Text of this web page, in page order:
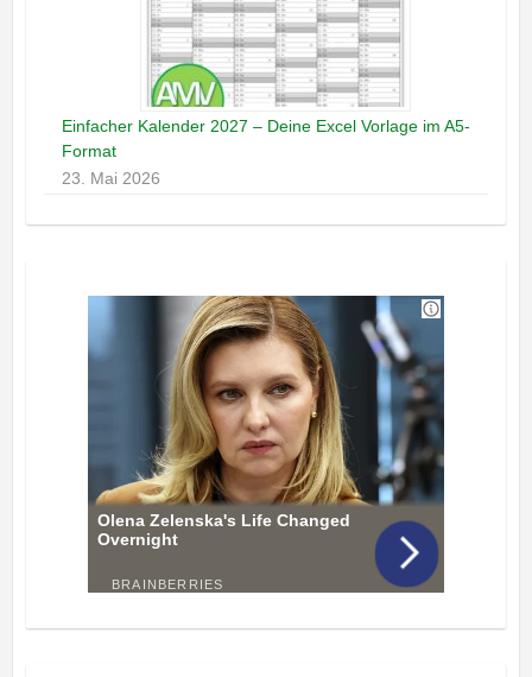
Einfacher Kalender 2027 – Deine Excel Vorlage im A5-
Format
23. Mai 2026